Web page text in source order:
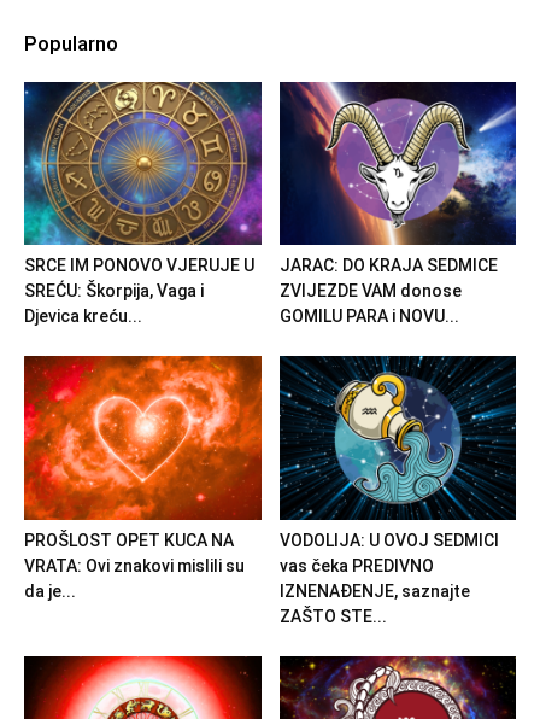
Popularno
SRCE IM PONOVO VJERUJE U
SREĆU: Škorpija, Vaga i
Djevica kreću...
JARAC: DO KRAJA SEDMICE
ZVIJEZDE VAM donose
GOMILU PARA i NOVU...
PROŠLOST OPET KUCA NA
VRATA: Ovi znakovi mislili su
da je...
VODOLIJA: U OVOJ SEDMICI
vas čeka PREDIVNO
IZNENAĐENJE, saznajte
ZAŠTO STE...